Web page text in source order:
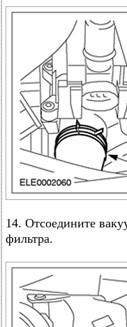
14. Отсоедините
фильтра.